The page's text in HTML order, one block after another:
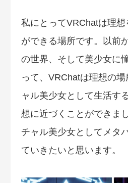
私にとってVRChatは理想
ができる場所です。以前
の世界、そして美少女に
って、VRChatは理想の
ャル美少女として生活す
想に近づくことができま
チャル美少女としてメタ
ていきたいと思います。